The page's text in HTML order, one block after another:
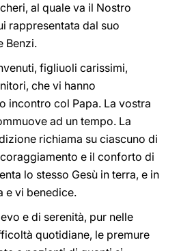
al quale va il Nostro
rappresentata dal suo
Benzi.
figliuoli carissimi,
che vi hanno
incontro col Papa. La vostra
ad un tempo. La
richiama su ciascuno di
e il conforto di
lo stesso Gesù in terra, e in
e vi benedice.
e di serenità, pur nelle
quotidiane, le premure